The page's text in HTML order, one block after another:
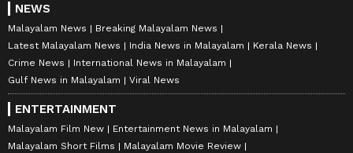
NEWS
Malayalam News
Breaking Malayalam News
Latest Malayalam News
India News in Malayalam
Kerala News
Crime News
International News in Malayalam
Gulf News in Malayalam
Viral News
ENTERTAINMENT
Malayalam Film New
Entertainment News in Malayalam
Malayalam Short Films
Malayalam Movie Review